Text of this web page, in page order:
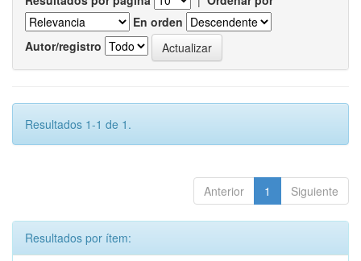
En orden
Autor/registro
Resultados 1-1 de 1.
Anterior 1 Siguiente
Resultados por ítem: